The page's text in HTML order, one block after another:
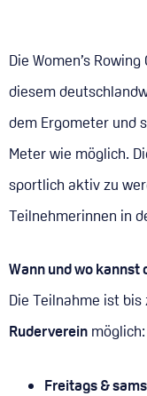
Die Women’s
diesem
dem Ergometer und
Meter wie möglich.
sportlich aktiv zu
Teilnehmerinnen in
Wann und wo kannst
Die Teilnahme ist bis
Ruderverein möglich:
Freitags &